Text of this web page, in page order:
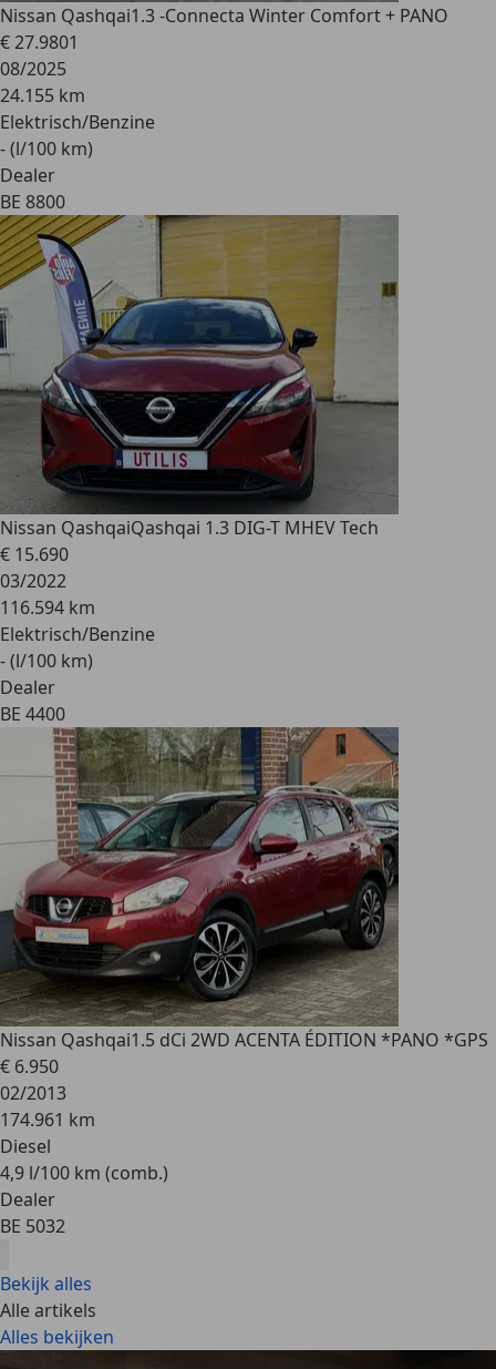
Nissan Qashqai1.3 -Connecta Winter Comfort + PANO
€ 27.9801
08/2025
24.155 km
Elektrisch/Benzine
- (l/100 km)
Dealer
BE 8800
Nissan QashqaiQashqai 1.3 DIG-T MHEV Tech
€ 15.690
03/2022
116.594 km
Elektrisch/Benzine
- (l/100 km)
Dealer
BE 4400
Nissan Qashqai1.5 dCi 2WD ACENTA ÉDITION *PANO *GPS
€ 6.950
02/2013
174.961 km
Diesel
4,9 l/100 km (comb.)
Dealer
BE 5032
Bekijk alles
Alle artikels
Alles bekijken